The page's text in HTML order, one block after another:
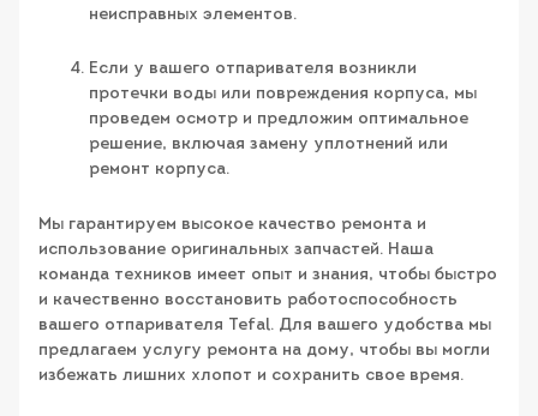
неисправных элементов.
Если у вашего отпаривателя возникли
протечки воды или повреждения корпуса, мы
проведем осмотр и предложим оптимальное
решение, включая замену уплотнений или
ремонт корпуса.
Мы гарантируем высокое качество ремонта и
использование оригинальных запчастей. Наша
команда техников имеет опыт и знания, чтобы быстро
и качественно восстановить работоспособность
вашего отпаривателя Tefal. Для вашего удобства мы
предлагаем услугу ремонта на дому, чтобы вы могли
избежать лишних хлопот и сохранить свое время.